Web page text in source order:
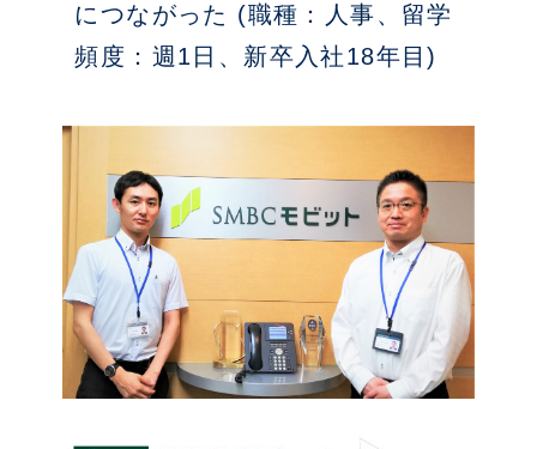
につながった (職種：人事、留学
頻度：週1日、新卒入社18年目)